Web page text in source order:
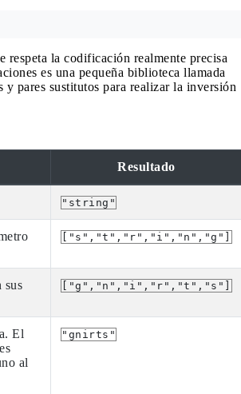
la codificación realmente precisa
es una pequeña biblioteca llamada
pares sustitutos para realizar la inversión
Resultado
"string"
["s","t","r","i","n","g"]
sus
["g","n","i","r","t","s"]
El
al
"gnirts"